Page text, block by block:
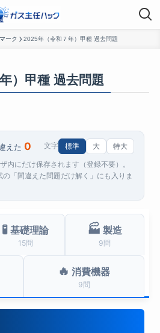
ーク 2025年（令和７年）甲種 過去問題
）甲種 過去問題
えた 0 文字 標準 大 特大
内にだけ保存されます（登録不要）。
の「間違えた問題だけ解く」にも入りま
🧪 基礎理論
15問
🏭 製造
9問
🔥 消費機器
9問